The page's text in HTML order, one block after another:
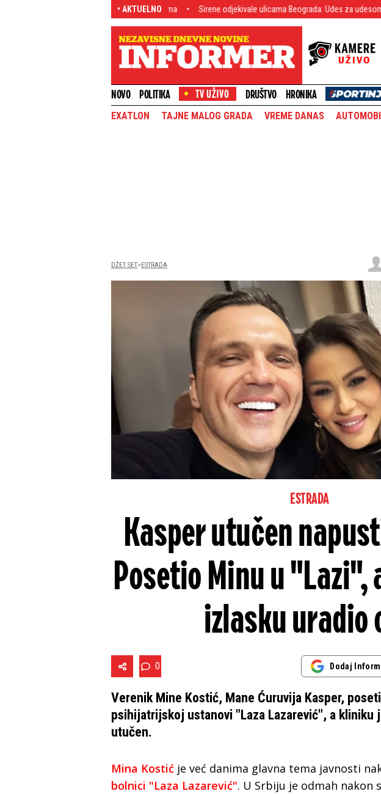
• AKTUELNO
244 na sat i završavali sa lisicama Sirene odjekivale ulicama Beograda: Udes za udesom, povređeno
NOVO POLITIKA DRUŠTVO HRONIKA
EXATLON TAJNE MALOG GRADA VREME DANAS
DŽET SET ESTRADA
ESTRADA
Kasper utučen
Posetio Minu u "Lazi",
izlasku uradio
0 Dodaj
Verenik Mine Kostić, Mane Ćuruvija Kasper,
psihijatrijskoj ustanovi "Laza Lazarević", a kliniku
utučen.
Mina Kostić je već danima glavna tema javnosti
bolnici "Laza Lazarević". U Srbiju je odmah nakon